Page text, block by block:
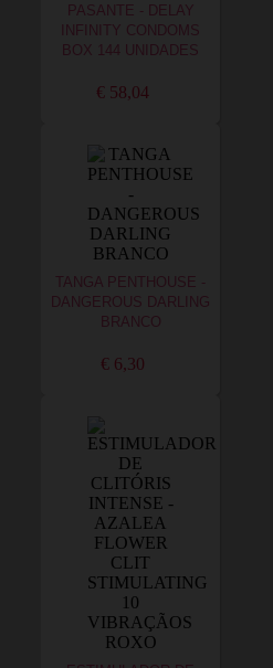
PASANTE - DELAY
INFINITY CONDOMS
BOX 144 UNIDADES
€ 58,04
TANGA PENTHOUSE -
DANGEROUS DARLING
BRANCO
€ 6,30